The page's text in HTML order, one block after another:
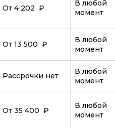
дронов
тестирование
От 4 202 ₽
В любой
момент
От 13 500 ₽
В любой
момент
Рассрочки нет
В любой
момент
От 35 400 ₽
В любой
момент